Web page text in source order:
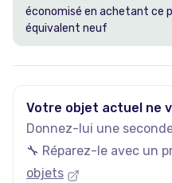
économisé en achetant ce
équivalent neuf
Votre objet actuel ne
Donnez-lui une
🔧 Réparez-le avec un
objets